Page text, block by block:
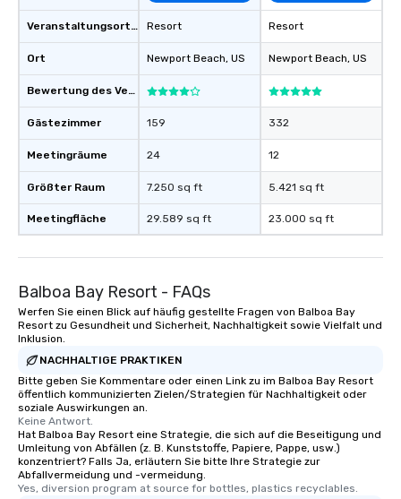
Veranstaltungsortstyp
Ort
Bewertung des Veranstaltungsortes
Gästezimmer
Meetingräume
Größter Raum
Meetingfläche
Resort
Newport Beach, US
159
24
7.250 sq ft
29.589 sq ft
Resort
Newport Beach, US
332
12
5.421 sq ft
23.000 sq ft
Balboa Bay Resort - FAQs
Werfen Sie einen Blick auf häufig gestellte Fragen von Balboa Bay
Resort zu Gesundheit und Sicherheit, Nachhaltigkeit sowie Vielfalt und
Inklusion.
NACHHALTIGE PRAKTIKEN
Bitte geben Sie Kommentare oder einen Link zu im Balboa Bay Resort
öffentlich kommunizierten Zielen/Strategien für Nachhaltigkeit oder
soziale Auswirkungen an.
Keine Antwort.
Hat Balboa Bay Resort eine Strategie, die sich auf die Beseitigung und
Umleitung von Abfällen (z. B. Kunststoffe, Papiere, Pappe, usw.)
konzentriert? Falls Ja, erläutern Sie bitte Ihre Strategie zur
Abfallvermeidung und -vermeidung.
Yes, diversion program at source for bottles, plastics recyclables.